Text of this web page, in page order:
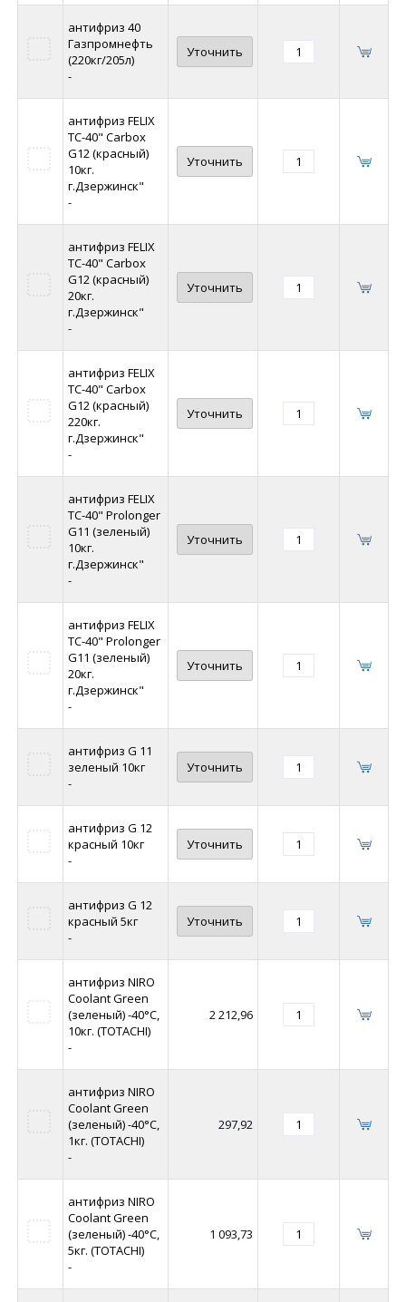
антифриз 40
Газпромнефть
(220кг/205л)
-
Уточнить
антифриз FELIX
ТС-40" Carbox
G12 (красный)
10кг.
г.Дзержинск"
-
Уточнить
антифриз FELIX
ТС-40" Carbox
G12 (красный)
20кг.
г.Дзержинск"
-
Уточнить
антифриз FELIX
ТС-40" Carbox
G12 (красный)
220кг.
г.Дзержинск"
-
Уточнить
антифриз FELIX
ТС-40" Prolonger
G11 (зеленый)
10кг.
г.Дзержинск"
-
Уточнить
антифриз FELIX
ТС-40" Prolonger
G11 (зеленый)
20кг.
г.Дзержинск"
-
Уточнить
антифриз G 11
зеленый 10кг
-
Уточнить
антифриз G 12
красный 10кг
-
Уточнить
антифриз G 12
красный 5кг
-
Уточнить
антифриз NIRO
Coolant Green
(зеленый) -40°C,
10кг. (TOTACHI)
-
2 212,96
антифриз NIRO
Coolant Green
(зеленый) -40°C,
1кг. (TOTACHI)
-
297,92
антифриз NIRO
Coolant Green
(зеленый) -40°C,
5кг. (TOTACHI)
-
1 093,73